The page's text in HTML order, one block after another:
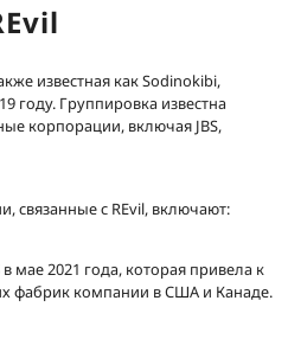
известная как Sodinokibi,
году. Группировка известна
корпорации, включая JBS,
связанные с REvil, включают:
в мае 2021 года, которая привела к
фабрик компании в США и Канаде.